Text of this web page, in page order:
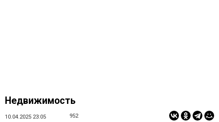
Недвижимость
10.04.2025 23:05 952